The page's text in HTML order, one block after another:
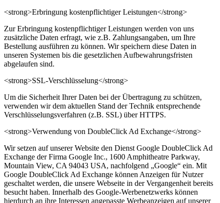
<strong>Erbringung kostenpflichtiger Leistungen</strong>
Zur Erbringung kostenpflichtiger Leistungen werden von uns
zusätzliche Daten erfragt, wie z.B. Zahlungsangaben, um Ihre
Bestellung ausführen zu können. Wir speichern diese Daten in
unseren Systemen bis die gesetzlichen Aufbewahrungsfristen
abgelaufen sind.
<strong>SSL-Verschlüsselung</strong>
Um die Sicherheit Ihrer Daten bei der Übertragung zu schützen,
verwenden wir dem aktuellen Stand der Technik entsprechende
Verschlüsselungsverfahren (z.B. SSL) über HTTPS.
<strong>Verwendung von DoubleClick Ad Exchange</strong>
Wir setzen auf unserer Website den Dienst Google DoubleClick Ad
Exchange der Firma Google Inc., 1600 Amphitheatre Parkway,
Mountain View, CA 94043 USA, nachfolgend „Google“ ein. Mit
Google DoubleClick Ad Exchange können Anzeigen für Nutzer
geschaltet werden, die unsere Webseite in der Vergangenheit bereits
besucht haben. Innerhalb des Google-Werbenetzwerks können
hierdurch an ihre Interessen angepasste Werbeanzeigen auf unserer